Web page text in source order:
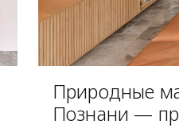
Природные
Познани —